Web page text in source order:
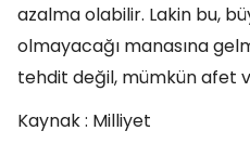
azalma olabilir. Lakin bu,
olmayacağı manasına
tehdit değil, mümkün afet
Kaynak : Milliyet